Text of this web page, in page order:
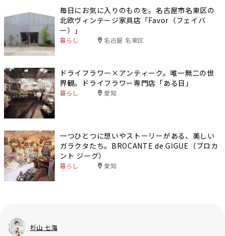
毎日にお気に入りのものを。名古屋市名東区の
北欧ヴィンテージ家具店「Favor（フェイバ
ー）」
暮らし 名古屋 名東区
ドライフラワー×アンティーク。唯一無二の世
界観。ドライフラワー専門店「ある日」
暮らし 愛知
一つひとつに想いやストーリーがある、美しい
ガラクタたち。BROCANTE de GIGUE（ブロカ
ント ジーグ）
暮らし 愛知
杉山 七海